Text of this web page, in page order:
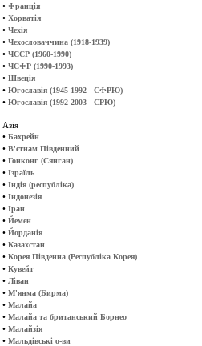
• Франція
• Хорватія
• Чехія
• Чехословаччина (1918-1939)
• ЧССР (1960-1990)
• ЧСФР (1990-1993)
• Швеція
• Югославія (1945-1992 - СФРЮ)
• Югославія (1992-2003 - СРЮ)
Азія
• Бахрейн
• В'єтнам Південний
• Гонконг (Сянган)
• Ізраїль
• Індія (республіка)
• Індонезія
• Іран
• Йемен
• Йорданія
• Казахстан
• Корея Південна (Республіка Корея)
• Кувейт
• Ліван
• М'янма (Бирма)
• Малайа
• Малайа та британський Борнео
• Малайзія
• Мальдівські о-ви